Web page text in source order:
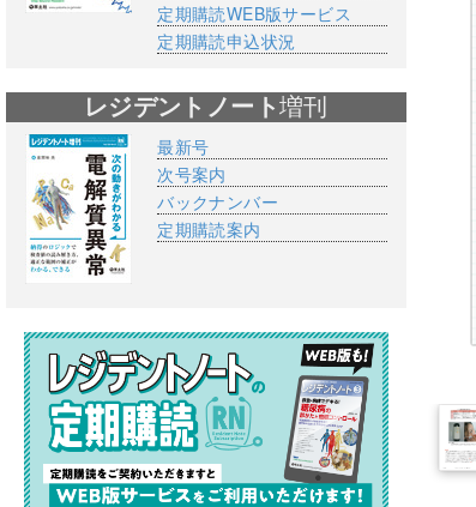
定期購読WEB版サービス
定期購読申込状況
レジデントノート増刊
最新号
次号案内
バックナンバー
定期購読案内